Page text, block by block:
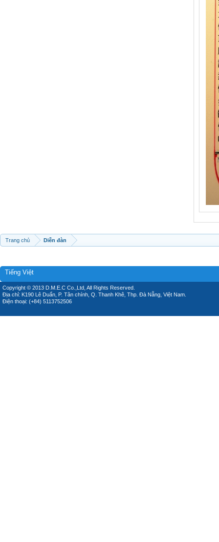
Trang chủ Diễn đàn
Tiếng Việt
Copyright © 2013 D.M.E.C Co.,Ltd, All Rights Reserved.
Địa chỉ: K190 Lê Duẩn, P. Tân chính, Q. Thanh Khê, Thp. Đà Nẵng, Việt Nam.
Điện thoại: (+84) 5113752506